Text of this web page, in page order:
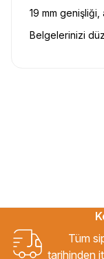
19 mm
Belgelerinizi
Kaliteli ürün,
B... H... | 19/05/2026
Tüm
tarihinden